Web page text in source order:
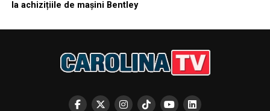
la achizițiile de mașini Bentley